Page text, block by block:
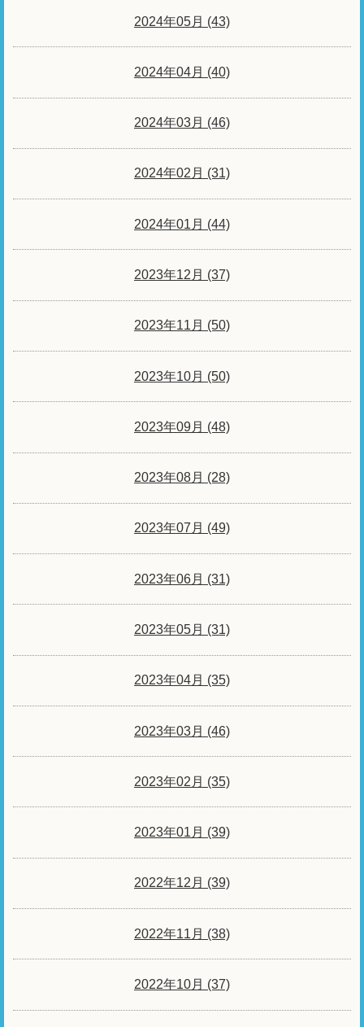
2024年05月 (43)
2024年04月 (40)
2024年03月 (46)
2024年02月 (31)
2024年01月 (44)
2023年12月 (37)
2023年11月 (50)
2023年10月 (50)
2023年09月 (48)
2023年08月 (28)
2023年07月 (49)
2023年06月 (31)
2023年05月 (31)
2023年04月 (35)
2023年03月 (46)
2023年02月 (35)
2023年01月 (39)
2022年12月 (39)
2022年11月 (38)
2022年10月 (37)